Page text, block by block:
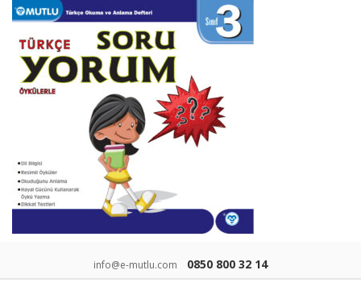
info@e-mutlu.com 0850 800 32 14